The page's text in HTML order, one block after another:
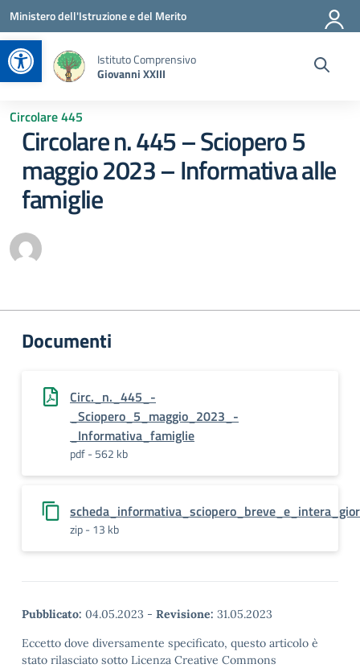
Apri la barra degli strumenti
Vai ai contenuti
Vai al menu di navigazione
Vai al footer
Ministero dell'Istruzione e del Merito
Istituto Comprensivo
Giovanni XXIII
Circolare 445
Circolare n. 445 – Sciopero 5
maggio 2023 – Informativa alle
famiglie
Documenti
Circ._n._445_-
_Sciopero_5_maggio_2023_-
_Informativa_famiglie
pdf - 562 kb
zip - 13 kb
Pubblicato: 04.05.2023 - Revisione: 31.05.2023
Eccetto dove diversamente specificato, questo articolo è
stato rilasciato sotto Licenza Creative Commons